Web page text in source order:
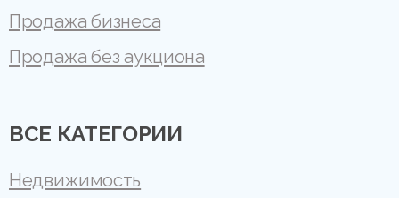
Продажа бизнеса
Продажа без аукциона
ВСЕ КАТЕГОРИИ
Недвижимость